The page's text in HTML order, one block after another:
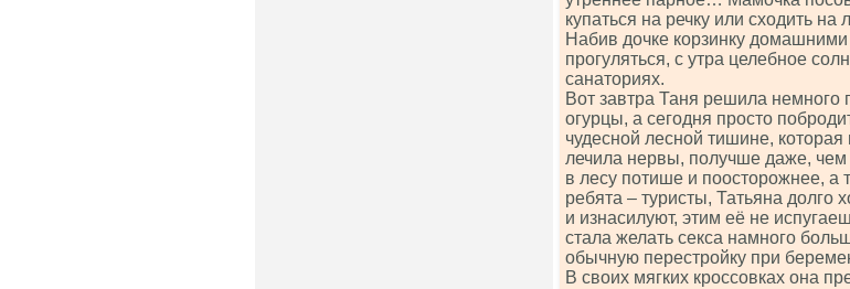
купаться на речку или сходить
Набив дочке корзинку
прогуляться, с утра целебное
санаториях.
Вот завтра Таня решила немного
огурцы, а сегодня просто
чудесной лесной тишине,
лечила нервы, получше даже,
в лесу потише и поосторожнее, а
ребята – туристы, Татьяна долго
и изнасилуют, этим её не
стала желать секса намного
обычную перестройку при
В своих мягких кроссовках она